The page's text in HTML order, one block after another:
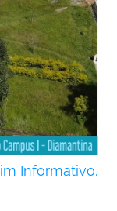
Informativo.